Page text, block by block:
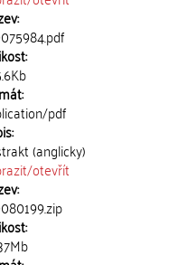
pdf
(anglicky)
otevřít